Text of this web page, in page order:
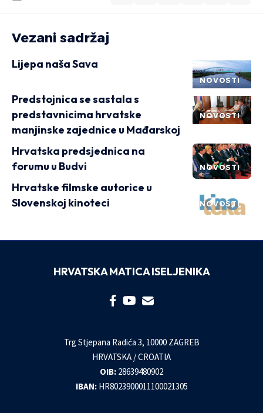
Vezani sadržaj
NOVOSTI
Lijepa naša Sava
NOVOSTI
Predstojnica se sastala s
predstavnicima hrvatske
manjinske zajednice u Mađarskoj
NOVOSTI
Hrvatska predsjednica na
forumu u Budvi
NOVOSTI
Hrvatske filmske autorice u
Slovenskoj kinoteci
HRVATSKA MATICA ISELJENIKA
Trg Stjepana Radića 3, 10000 ZAGREB
HRVATSKA / CROATIA
OIB: 28639480902
IBAN: HR8023900011100021305